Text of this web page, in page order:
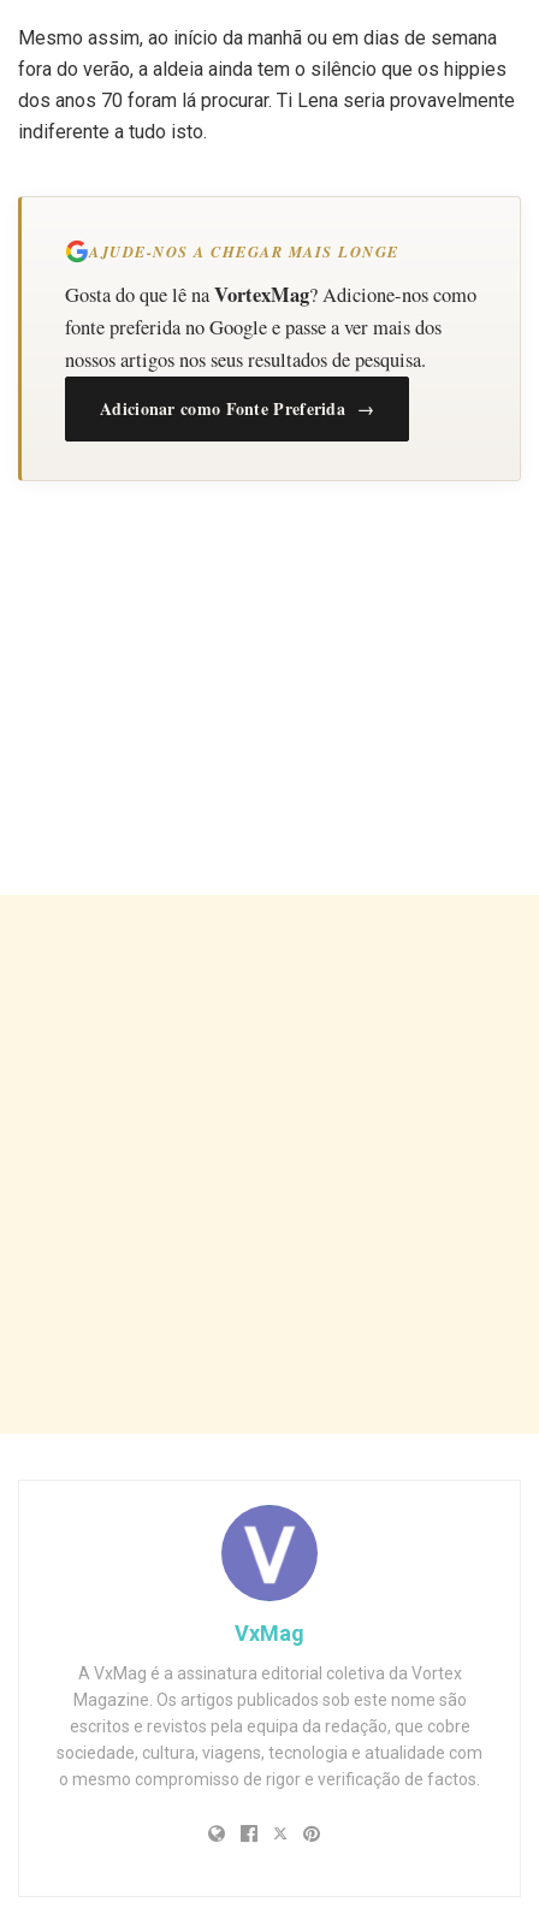
Mesmo assim, ao início da manhã ou em dias de semana
fora do verão, a aldeia ainda tem o silêncio que os hippies
dos anos 70 foram lá procurar. Ti Lena seria provavelmente
indiferente a tudo isto.
AJUDE-NOS A CHEGAR MAIS LONGE
Gosta do que lê naVortexMag? Adicione-nos como
fonte preferida no Google e passe a ver mais dos
nossos artigos nos seus resultados de pesquisa.
Adicionar como Fonte Preferida →
VxMag
A VxMag é a assinatura editorial coletiva da Vortex
Magazine. Os artigos publicados sob este nome são
escritos e revistos pela equipa da redação, que cobre
sociedade, cultura, viagens, tecnologia e atualidade com
o mesmo compromisso de rigor e verificação de factos.